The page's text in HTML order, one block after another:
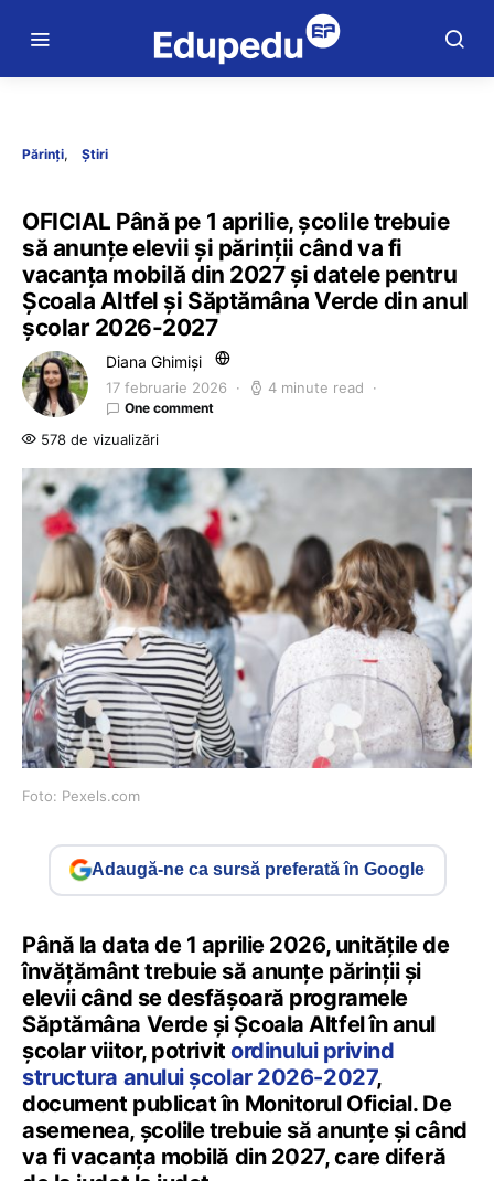
Părinți Știri
OFICIAL Până pe 1 aprilie, școlile trebuie
să anunțe elevii și părinții când va fi
vacanța mobilă din 2027 și datele pentru
Școala Altfel și Săptămâna Verde din anul
școlar 2026-2027
Diana Ghimiși
17 februarie 2026 4 minute read
One comment
578 de vizualizări
Foto: Pexels.com
Adaugă-ne ca sursă preferată în Google
Până la data de 1 aprilie 2026, unitățile de
învățământ trebuie să anunțe părinții și
elevii când se desfășoară programele
Săptămâna Verde și Școala Altfel în anul
școlar viitor, potrivitordinului privind
structura anului școlar 2026-2027,
document publicat în Monitorul Oficial. De
asemenea, școlile trebuie să anunțe și când
va fi vacanța mobilă din 2027, care diferă